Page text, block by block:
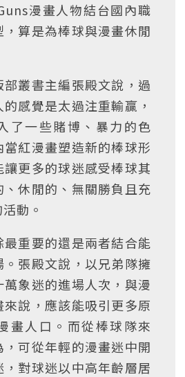
漫畫人物結台國內職
算是為棒球與漫畫休閒
部叢書主編張殿文說，過
感覺是太過注重輸贏，
了一些賭博、暴力的色
紅漫畫塑造新的棒球形
更多的球迷感受棒球其
休閒的、無關勝負且充
動。
重要的還是兩者結合能
張殿文說，以兄弟隊擁
象迷的進場人次，與漫
說，應該能吸引更多原
畫人口。而從棒球隊來
可從年輕的漫畫迷中開
對球迷以中高年齡層居